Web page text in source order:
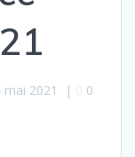
mai 2021 | 0